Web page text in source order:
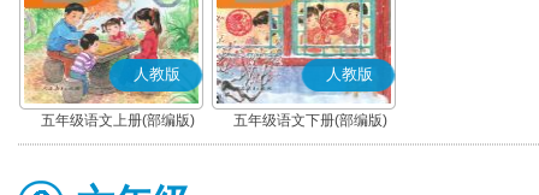
人教版
五年级语文上册(部编版)
人教版
五年级语文下册(部编版)